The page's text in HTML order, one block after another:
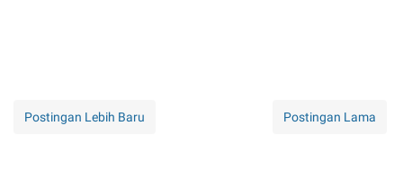
Postingan Lebih Baru Postingan Lama